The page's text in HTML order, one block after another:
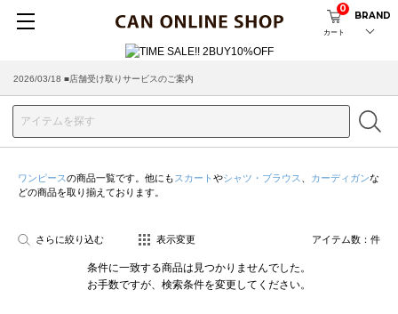
カート
0
BRAND
2026/03/18 ■店舗受け取りサービスのご案内
ワンピースの商品一覧です。他にも スカート やシャツ・ブラウス カーディガンな
どの商品を取り揃えております。
さらに絞り込む 表示変更 アイテム数： 件
条件に一致する商品は見つかりませんでした。
お手数ですが、検索条件を変更してください。